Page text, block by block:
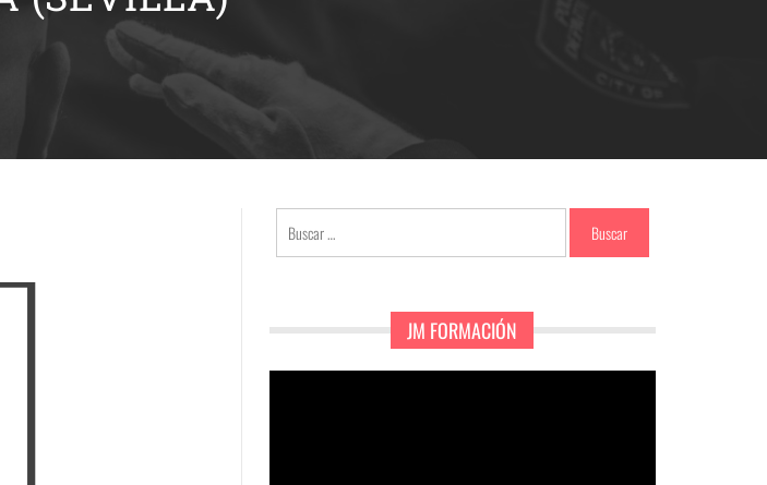
Buscar:
JM FORMACIÓN